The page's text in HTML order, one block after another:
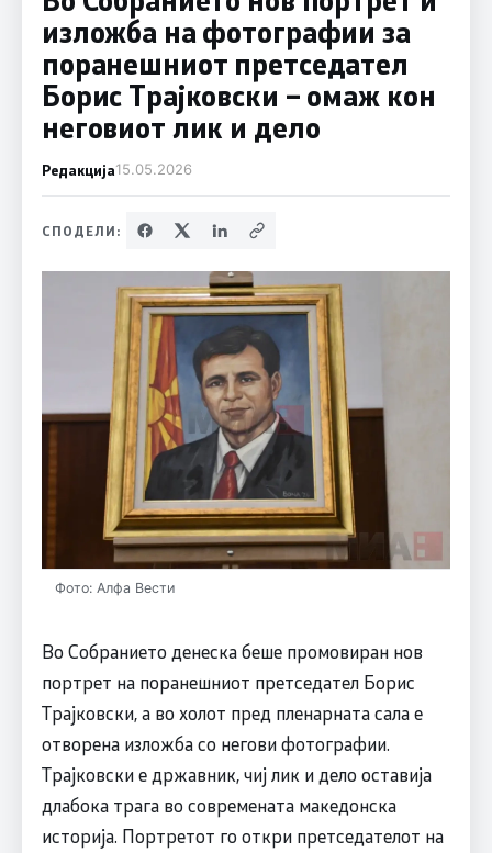
изложба на фотографии за
поранешниот претседател
Борис Трајковски – омаж кон
неговиот лик и дело
Редакција15.05.2026
СПОДЕЛИ:
Фото: Алфа Вести
Во Собранието денеска беше промовиран нов
портрет на поранешниот претседател Борис
Трајковски, а во холот пред пленарната сала е
отворена изложба со негови фотографии.
Трајковски е државник, чиј лик и дело оставија
длабока трага во современата македонска
историја. Портретот го откри претседателот на